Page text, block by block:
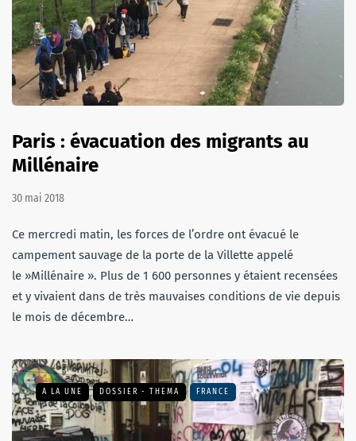
Paris : évacuation des migrants au
Millénaire
30 mai 2018
Ce mercredi matin, les forces de l’ordre ont évacué le
campement sauvage de la porte de la Villette appelé
le »Millénaire ». Plus de 1 600 personnes y étaient recensées
et y vivaient dans de très mauvaises conditions de vie depuis
le mois de décembre…
A LA UNE DOSSIER - THEMA FRANCE